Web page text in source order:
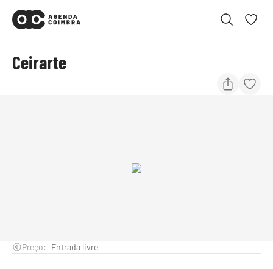
Ceirarte
Preço: Entrada livre